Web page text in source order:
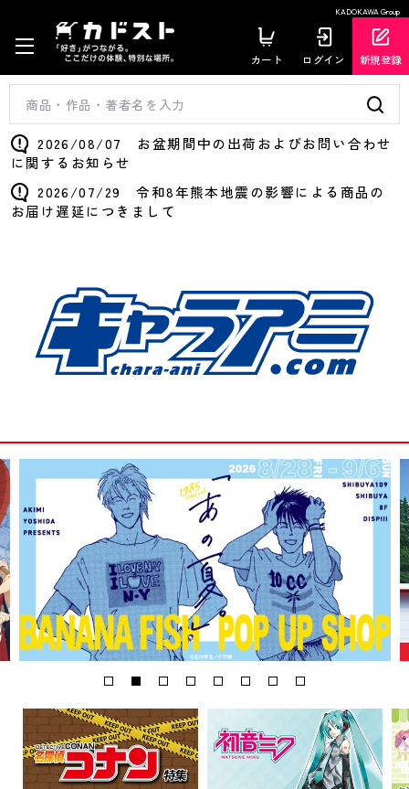
KADOKAWA Group
カート ログイン 新規登録
2026/08/07 お盆期間中の出荷およびお問い合わせ
に関するお知らせ
2026/07/29 令和8年熊本地震の影響による商品の
お届け遅延につきまして